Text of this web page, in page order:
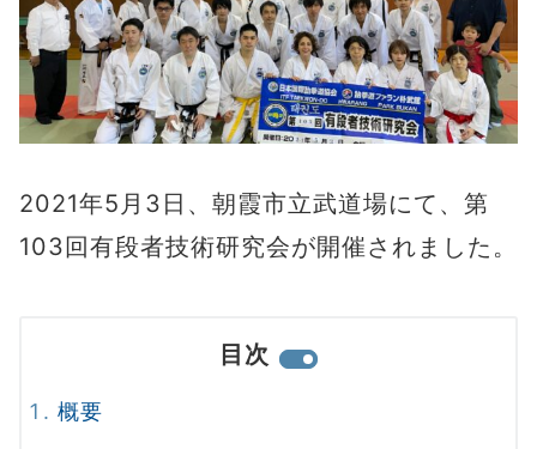
2021年5月3日、朝霞市立武道場にて、第
103回有段者技術研究会が開催されました。
目次
概要